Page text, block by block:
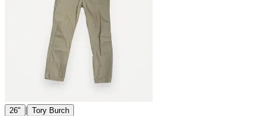
26" | Tory Burch